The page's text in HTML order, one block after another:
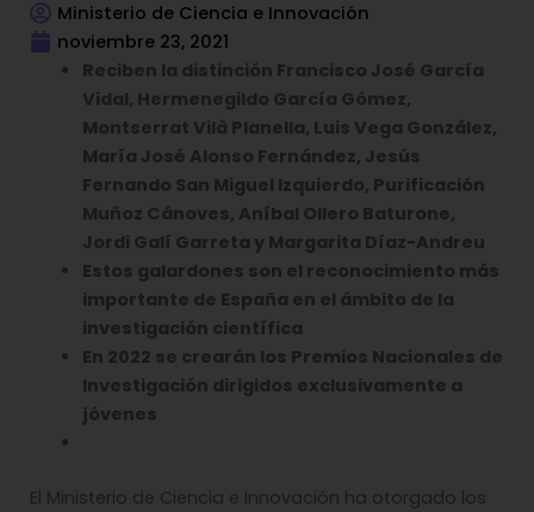
Ministerio de Ciencia e Innovación
noviembre 23, 2021
Reciben la distinción Francisco José García
Vidal, Hermenegildo García Gómez,
Montserrat Vilà Planella, Luis Vega González,
María José Alonso Fernández, Jesús
Fernando San Miguel Izquierdo, Purificación
Muñoz Cánoves, Aníbal Ollero Baturone,
Jordi Galí Garreta y Margarita Díaz-Andreu
Estos galardones son el reconocimiento más
importante de España en el ámbito de la
investigación científica
En 2022 se crearán los Premios Nacionales de
Investigación dirigidos exclusivamente a
jóvenes
El Ministerio de Ciencia e Innovación ha otorgado los